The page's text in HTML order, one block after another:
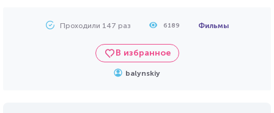
Проходили 147 раз 6189 Фильмы
В избранное
balynskiy